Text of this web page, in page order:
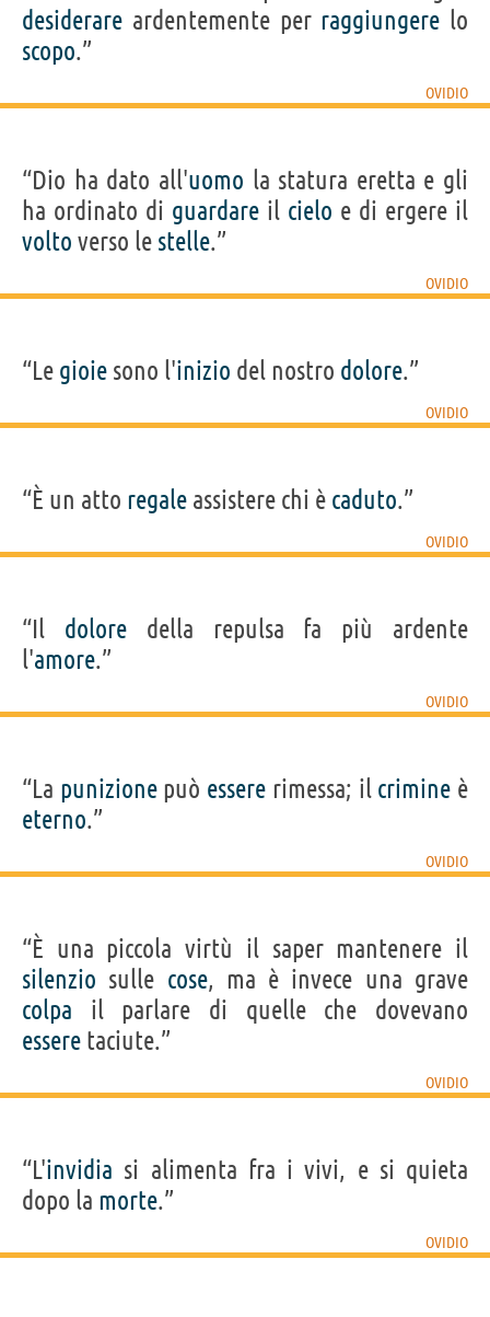
desiderare ardentemente per raggiungere lo
scopo.”
OVIDIO
“Dio ha dato all'uomo la statura eretta e gli
ha ordinato di guardare il cielo e di ergere il
volto verso le stelle.”
OVIDIO
“Le gioie sono l'inizio del nostro dolore.”
OVIDIO
“È un atto regale assistere chi è caduto.”
OVIDIO
“Il doloredella repulsa fa più ardente
l'amore.”
OVIDIO
“La punizionepuò essere rimessa; il crimine è
eterno.”
OVIDIO
“È una piccola virtù il saper mantenere il
silenzio sulle cose, ma è invece una grave
colpa il parlare di quelle che dovevano
essere taciute.”
OVIDIO
“L'invidia si alimenta fra i vivi, e si quieta
dopo la morte.”
OVIDIO